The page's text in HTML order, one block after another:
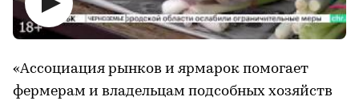
«Ассоциация рынков и ярмарок помогает
фермерам и владельцам подсобных хозяйств